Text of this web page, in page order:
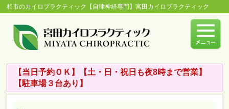
柏市のカイロプラクティック【自律神経専門】宮田カイロプラクティック
【当日予約ＯＫ】【土・日・祝日も夜8時まで営業】
【駐車場３台あり】